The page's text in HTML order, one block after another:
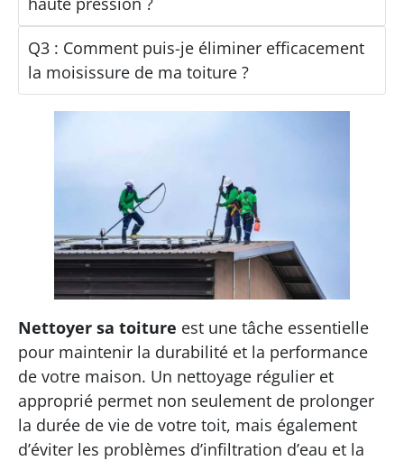
Q3 : Comment puis-je éliminer efficacement
la moisissure de ma toiture ?
Nettoyer sa toiture est une tâche essentielle
pour maintenir la durabilité et la performance
de votre maison. Un nettoyage régulier et
approprié permet non seulement de prolonger
la durée de vie de votre toit, mais également
d’éviter les problèmes d’infiltration d’eau et la